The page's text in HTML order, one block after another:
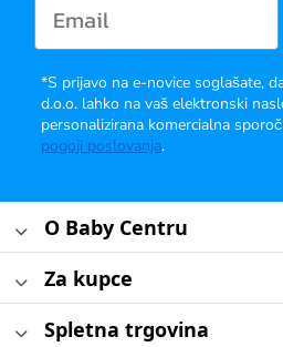
*S prijavo na e-novice soglašate,
d.o.o. lahko na vaš elektronski
personalizirana komercialna
pogoji poslovanja.
O Baby Centru
Za kupce
Spletna trgovina